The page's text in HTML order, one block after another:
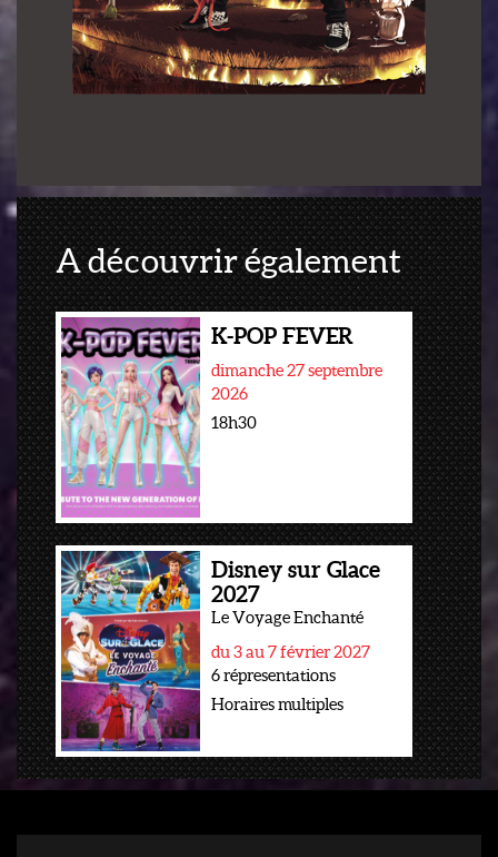
A découvrir également
K-POP FEVER
dimanche 27 septembre
2026
18h30
Disney sur Glace
2027
Le Voyage Enchanté
du 3 au 7 février 2027
6 répresentations
Horaires multiples